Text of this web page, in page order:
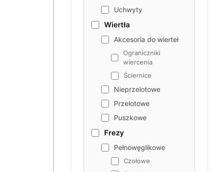
Uchwyty
Wiertła
Akcesoria do wierteł
Ograniczniki
wiercenia
Ściernice
Nieprzelotowe
Przelotowe
Puszkowe
Frezy
Pełnowęglikowe
Czołowe